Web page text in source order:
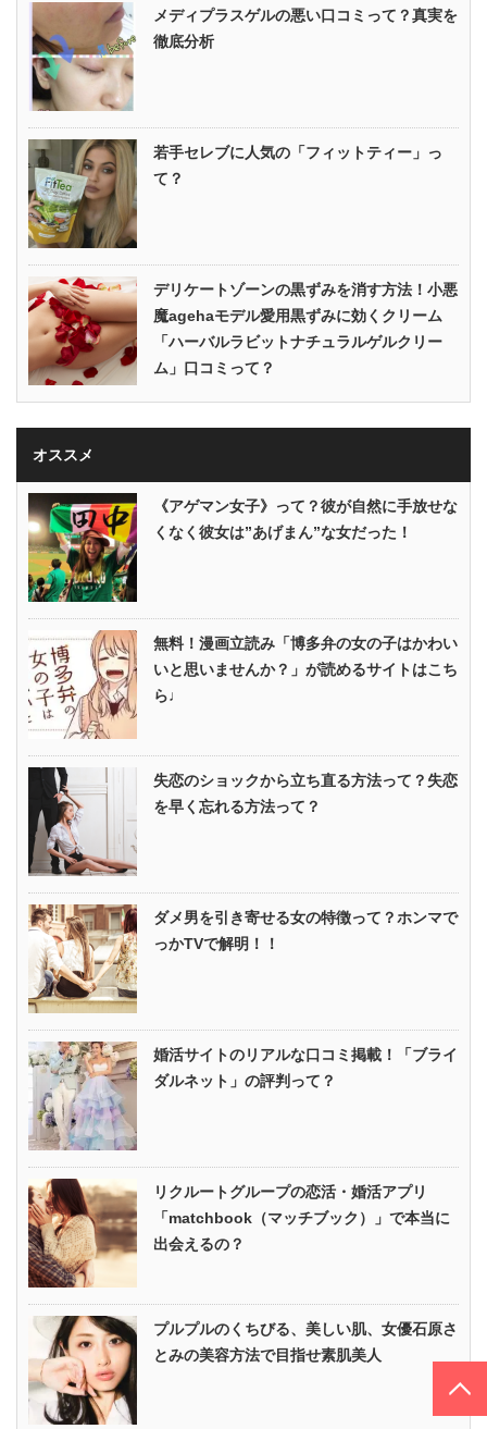
メディプラスゲルの悪い口コミって？真実を
徹底分析
若手セレブに人気の「フィットティー」っ
て？
デリケートゾーンの黒ずみを消す方法！小悪
魔agehaモデル愛用黒ずみに効くクリーム
「ハーバルラビットナチュラルゲルクリー
ム」口コミって？
オススメ
《アゲマン女子》って？彼が自然に手放せな
くなく彼女は”あげまん”な女だった！
無料！漫画立読み「博多弁の女の子はかわい
いと思いませんか？」が読めるサイトはこち
ら♩
失恋のショックから立ち直る方法って？失恋
を早く忘れる方法って？
ダメ男を引き寄せる女の特徴って？ホンマで
っかTVで解明！！
婚活サイトのリアルな口コミ掲載！「ブライ
ダルネット」の評判って？
リクルートグループの恋活・婚活アプリ
「matchbook（マッチブック）」で本当に
出会えるの？
プルプルのくちびる、美しい肌、女優石原さ
とみの美容方法で目指せ素肌美人